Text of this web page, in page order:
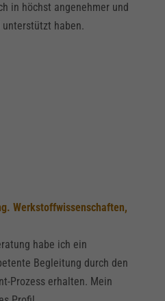
in höchst angenehmer und
haben.
Werkstoffwissenschaften,
habe ich ein
Begleitung durch den
Prozess erhalten. Mein